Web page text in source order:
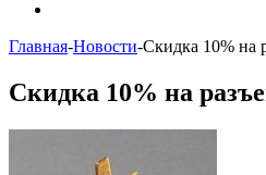
Главная-Новости-Скидка 10% на
Скидка 10% на